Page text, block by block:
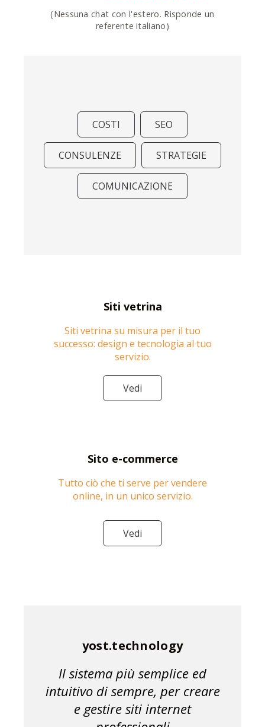
(Nessuna chat con l'estero. Risponde un
referente italiano)
COSTI SEO
CONSULENZE STRATEGIE
COMUNICAZIONE
Siti vetrina
Siti vetrina su misura per il tuo
successo: design e tecnologia al tuo
servizio.
Vedi
Sito e-commerce
Tutto ciò che ti serve per vendere
online, in un unico servizio.
Vedi
yost.technology
Il sistema più semplice ed
intuitivo di sempre, per creare
e gestire siti internet